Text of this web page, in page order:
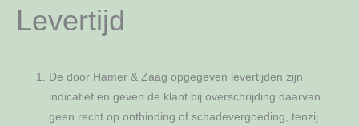
Levertijd
De door Hamer & Zaag opgegeven levertijden zijn
indicatief en geven de klant bij overschrijding daarvan
geen recht op ontbinding of schadevergoeding, tenzij